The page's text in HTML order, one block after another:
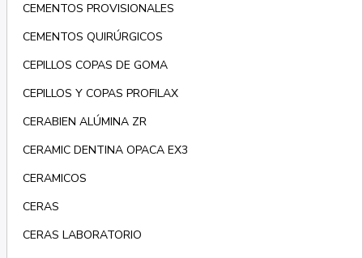
CEMENTOS PROVISIONALES
CEMENTOS QUIRÚRGICOS
CEPILLOS COPAS DE GOMA
CEPILLOS Y COPAS PROFILAX
CERABIEN ALÚMINA ZR
CERAMIC DENTINA OPACA EX3
CERAMICOS
CERAS
CERAS LABORATORIO